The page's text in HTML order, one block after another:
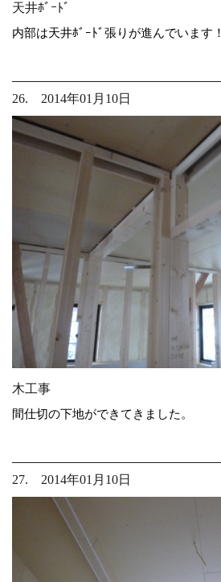
天井ﾎﾞｰﾄﾞ
内部は天井ﾎﾞｰﾄﾞ張りが進んでいます！
26. 2014年01月10日
木工事
間仕切の下地ができてきました。
27. 2014年01月10日